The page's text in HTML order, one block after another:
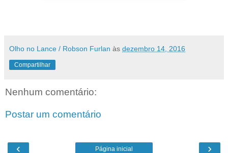
Olho no Lance / Robson Furlan às dezembro 14, 2016
Compartilhar
Nenhum comentário:
Postar um comentário
‹ ›
Página inicial